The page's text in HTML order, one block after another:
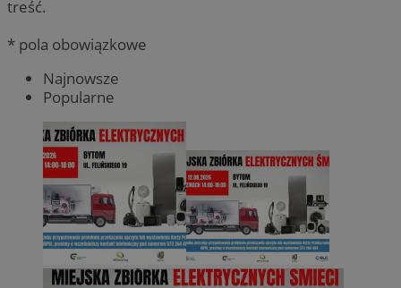
treść.
* pola obowiązkowe
Najnowsze
Popularne